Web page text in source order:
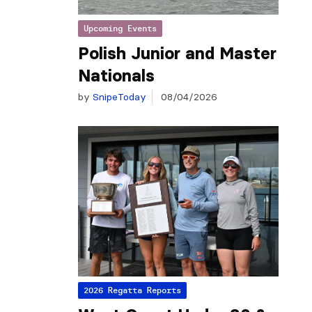
Upcoming Events
Polish Junior and Master
Nationals
by SnipeToday 08/04/2026
2026 Regatta Reports